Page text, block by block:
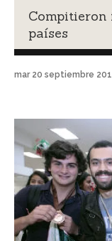
Compitieron
países
mar 20 septiembre